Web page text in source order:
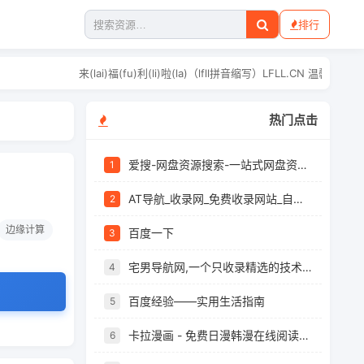
排行
来(lai)福(fu)利(li)啦(la)（lfll拼音缩写）LFLL.CN 温馨提示：
边缘计算
热门点击
1 爱搜-网盘资源搜索-一站式网盘资源搜索，阿里夸克百度迅雷UC全聚合
2 AT导航_收录网_免费收录网站_自动收录网_秒收录
3 百度一下
4 宅男导航网,一个只收录精选的技术导航网站
5 百度经验——实用生活指南
6 卡拉漫画 - 免费日漫韩漫在线阅读，最新章节快速更新